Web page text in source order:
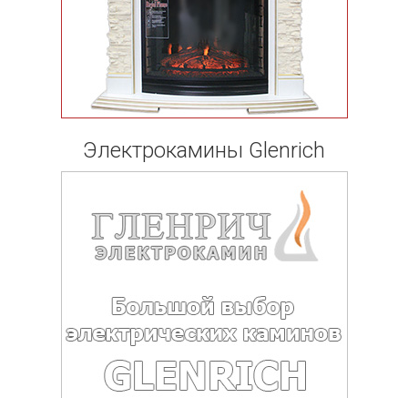
Электрокамины Glenrich